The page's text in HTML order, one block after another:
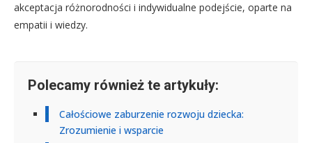
akceptacja różnorodności i indywidualne podejście, oparte na
empatii i wiedzy.
Polecamy również te artykuły:
Całościowe zaburzenie rozwoju dziecka:
Zrozumienie i wsparcie